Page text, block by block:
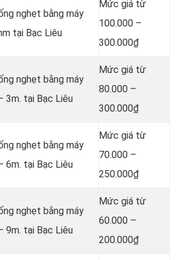
nghẹt bằng máy
tại Bạc Liêu
Mức giá từ
100.000 –
300.000₫
nghẹt bằng máy
3m. tại Bạc Liêu
Mức giá từ
80.000 –
300.000₫
nghẹt bằng máy
6m. tại Bạc Liêu
Mức giá từ
70.000 –
250.000₫
nghẹt bằng máy
9m. tại Bạc Liêu
Mức giá từ
60.000 –
200.000₫